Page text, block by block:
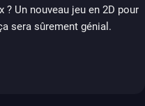
Un nouveau jeu en 2D pour
sera sûrement génial.